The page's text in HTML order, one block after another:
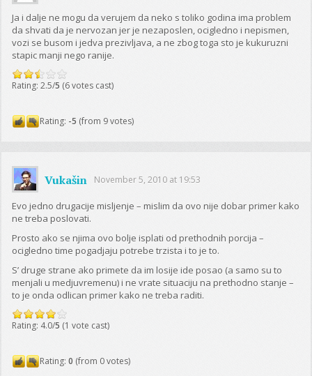
Ja i dalje ne mogu da verujem da neko s toliko godina ima problem
da shvati da je nervozan jer je nezaposlen, ocigledno i nepismen,
vozi se busom i jedva prezivljava, a ne zbog toga sto je kukuruzni
stapic manji nego ranije.
Rating: 2.5/5 (6 votes cast)
Rating: -5 (from 9 votes)
Vukašin November 5, 2010 at 19:53
Evo jedno drugacije misljenje – mislim da ovo nije dobar primer kako
ne treba poslovati.
Prosto ako se njima ovo bolje isplati od prethodnih porcija –
ocigledno time pogadjaju potrebe trzista i to je to.
S’ druge strane ako primete da im losije ide posao (a samo su to
menjali u medjuvremenu) i ne vrate situaciju na prethodno stanje –
to je onda odlican primer kako ne treba raditi.
Rating: 4.0/5 (1 vote cast)
Rating:0 (from 0 votes)